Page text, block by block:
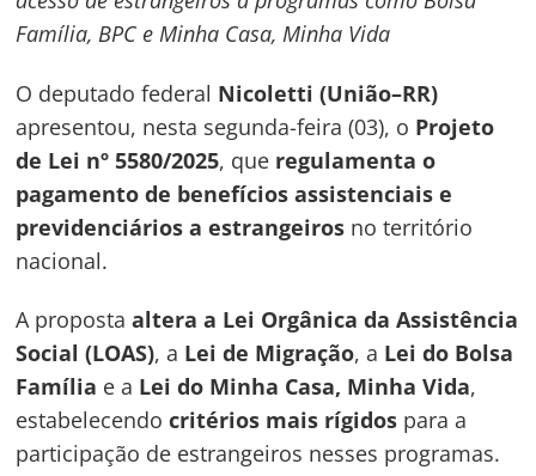
Família, BPC e Minha Casa, Minha Vida
O deputado federal Nicoletti (União–RR)
apresentou, nesta segunda-feira (03), o Projeto
de Lei nº 5580/2025, que regulamenta o
pagamento de benefícios assistenciais e
previdenciários a estrangeiros no território
nacional.
A propostaaltera a Lei Orgânica da Assistência
Social (LOAS), a Lei de Migração, a Lei do Bolsa
Família e a Lei do Minha Casa, Minha Vida,
estabelecendocritérios mais rígidos para a
participação de estrangeiros nesses programas.